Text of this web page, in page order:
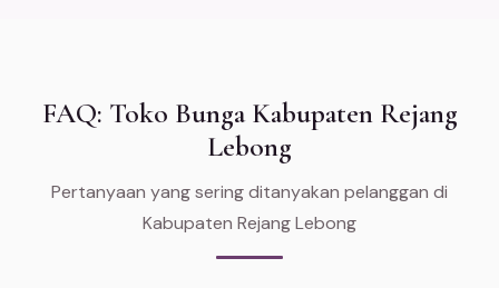
FAQ: Toko Bunga Kabupaten Rejang
Lebong
Pertanyaan yang sering ditanyakan pelanggan di
Kabupaten Rejang Lebong